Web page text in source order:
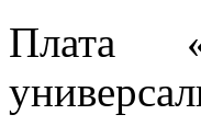
Плата